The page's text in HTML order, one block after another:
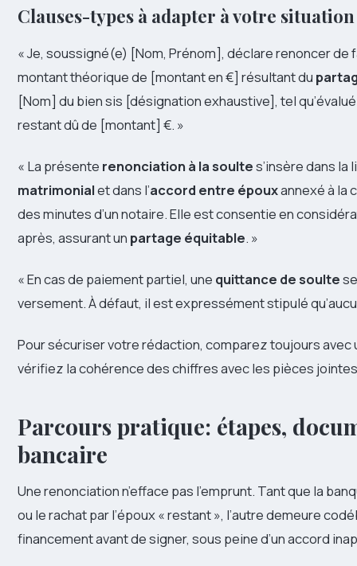
Clauses-types à adapter à votre situation
« Je, soussigné(e) [Nom, Prénom], déclare renoncer de
montant théorique de [montant en €] résultant du
[Nom] du bien sis [désignation exhaustive], tel
restant dû de [montant] €. »
« La présente renonciation à la soultes’insère dans
matrimonialet dans l’accord entre épouxannexé à la
des minutes d’un notaire. Elle est consentie en
après, assurant un partage équitable. »
« En cas de paiement partiel, une quittance de soulte
versement. À défaut, il est expressément stipulé
Pour sécuriser votre rédaction, comparez toujours
vérifiez la cohérence des chiffres avec les pièces
Parcours pratique: étapes,
bancaire
Une renonciation n’efface pas l’emprunt. Tant que la
ou le rachat par l’époux « restant », l’autre demeure
financement avant de signer, sous peine d’un accord